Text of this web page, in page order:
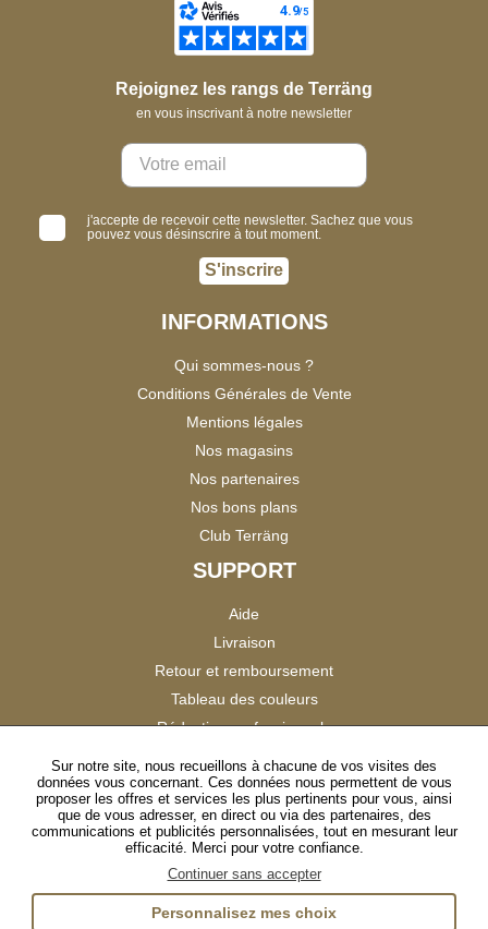
Rejoignez les rangs de Terräng
en vous inscrivant à notre newsletter
j'accepte de recevoir cette newsletter. Sachez que vous
pouvez vous désinscrire à tout moment.
S'inscrire
INFORMATIONS
Qui sommes-nous ?
Conditions Générales de Vente
Mentions légales
Nos magasins
Nos partenaires
Nos bons plans
Club Terräng
SUPPORT
Aide
Livraison
Retour et remboursement
Tableau des couleurs
Réduction professionnels
Satisfaction Clients
SUIVEZ-NOUS
Sur notre site, nous recueillons à chacune de vos visites des
données vous concernant. Ces données nous permettent de vous
proposer les offres et services les plus pertinents pour vous, ainsi
que de vous adresser, en direct ou via des partenaires, des
communications et publicités personnalisées, tout en mesurant leur
efficacité. Merci pour votre confiance.
Continuer sans accepter
Personnalisez mes choix